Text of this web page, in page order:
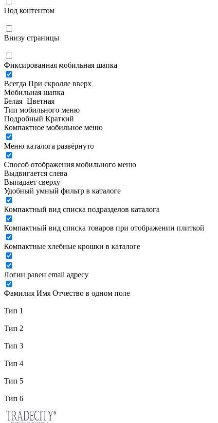
Под контентом
Внизу страницы
Фиксированная мобильная шапка
Всегда При скролле вверх
Мобильная шапка
Белая Цветная
Тип мобильного меню
Подробный Краткий
Компактное мобильное меню
Меню каталога развёрнуто
Способ отображения мобильного меню
Выдвигается слева
Выпадает сверху
Удобный умный фильтр в каталоге
Компактный вид списка подразделов каталога
Компактный вид списка товаров при отображении плиткой
Компактные хлебные крошки в каталоге
Логин равен email адресу
Фамилия Имя Отчество в одном поле
Тип 1
Тип 2
Тип 3
Тип 4
Тип 5
Тип 6